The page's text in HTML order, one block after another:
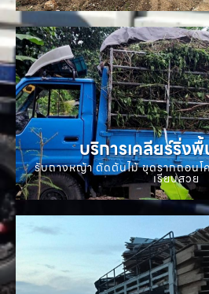
บริการเคลียร์ริ่ง
รับถางหญ้า ตัดต้นไม้ ขุดรากถอนโ
เรียบสวย